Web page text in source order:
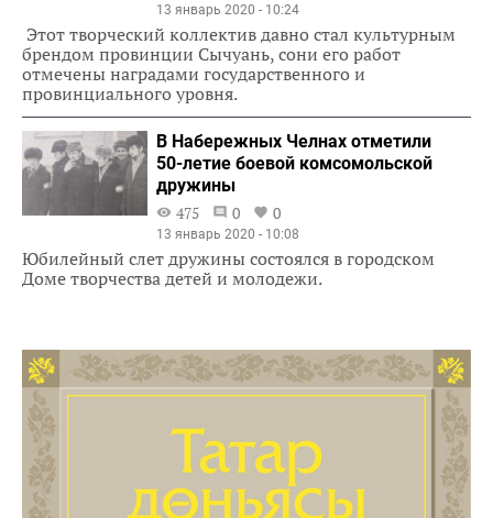
13 январь 2020 - 10:24
Этот творческий коллектив давно стал культурным
брендом провинции Сычуань, сони его работ
отмечены наградами государственного и
провинциального уровня.
В Набережных Челнах отметили
50-летие боевой комсомольской
дружины
475
0 0
13 январь 2020 - 10:08
Юбилейный слет дружины состоялся в городском
Доме творчества детей и молодежи.